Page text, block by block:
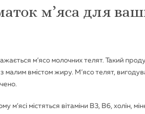
м’яса для
м’ясо молочних телят. Такий
малим вмістом жиру. М’ясо телят,
м’ясі містяться вітаміни В3, В6, холін,